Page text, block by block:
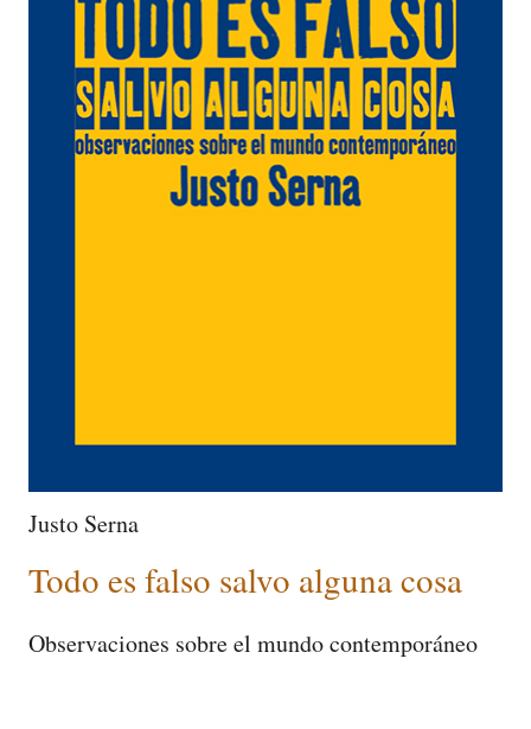
Justo Serna
Todo es falso salvo alguna cosa
Observaciones sobre el mundo contemporáneo